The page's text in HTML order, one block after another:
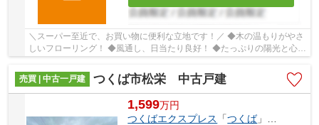
＼スーパー至近で、お買い物に便利な立地です！／ ◆木の温もりがやさ
しいフローリング！ ◆風通し、日当たり良好！ ◆たっぷりの陽光と心地
よい風が舞い込む住まい！ ■ひだまりハウス...
売買 | 中古一戸建
つくば市松栄 中古戸建
1,599万円
つくばエクスプレス
「つくば」駅 徒歩60分